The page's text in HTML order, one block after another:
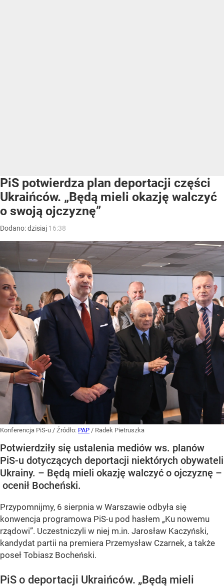
PiS potwierdza plan deportacji części
Ukraińców. „Będą mieli okazję walczyć
o swoją ojczyznę”
Dodano:dzisiaj 16:38
Konferencja PiS-u / Źródło: PAP / Radek Pietruszka
Potwierdziły się ustalenia mediów ws. planów
PiS-u dotyczących deportacji niektórych obywateli
Ukrainy. – Będą mieli okazję walczyć o ojczyznę –
ocenił Bocheński.
Przypomnijmy, 6 sierpnia w Warszawie odbyła się
konwencja programowa PiS-u pod hasłem „Ku nowemu
rządowi”. Uczestniczyli w niej m.in. Jarosław Kaczyński,
kandydat partii na premiera Przemysław Czarnek, a także
poseł Tobiasz Bocheński.
PiS o deportacji Ukraińców. „Będą mieli